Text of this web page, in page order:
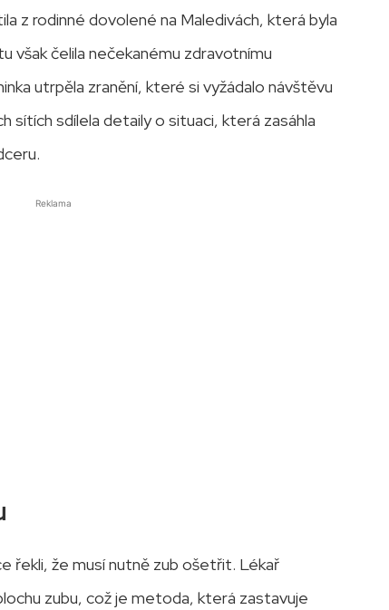
z rodinné dovolené na Maledivách, která byla
však čelila nečekanému zdravotnímu
utrpěla zranění, které si vyžádalo návštěvu
sítích sdílela detaily o situaci, která zasáhla
Reklama
řekli, že musí nutně zub ošetřit. Lékař
zubu, což je metoda, která zastavuje